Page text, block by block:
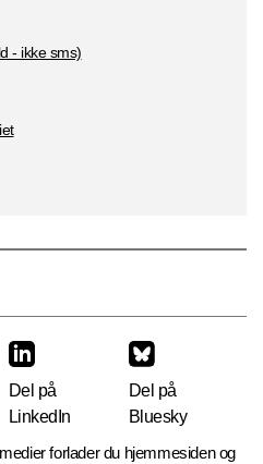
- ikke sms)
Del på
LinkedIn
Del på
Bluesky
forlader du hjemmesiden og